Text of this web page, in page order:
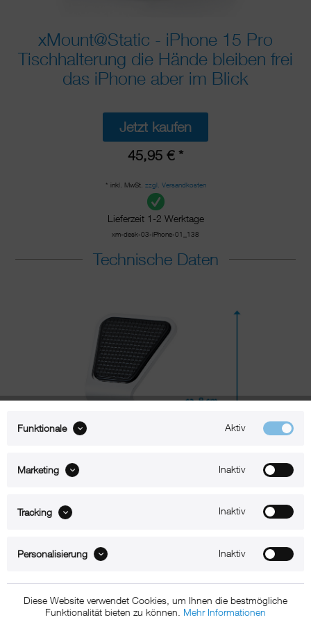
xMount@Static - iPhone 15 Pro
Tischhalterung die Hände bleiben frei
das iPhone aber im Blick
Jetzt kaufen
45,95 € *
* inkl. MwSt. zzgl. Versandkosten
Lieferzeit 1-2 Werktage
xm-desk-03-iPhone-01_138
Technische Daten
Der xMount Static ist der aufs Wesentliche reduzierte Design-iPhone
Funktionale Aktiv
Marketing Inaktiv
Tracking Inaktiv
Personalisierung Inaktiv
Diese Website verwendet Cookies, um Ihnen die bestmögliche
Funktionalität bieten zu können. Mehr Informationen